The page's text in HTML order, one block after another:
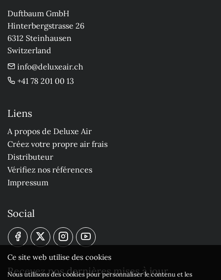
Duftbaum GmbH
Hinterbergstrasse 26
6312 Steinhausen
Switzerland
info@deluxeair.ch
+41 78 201 00 13
Liens
A propos de Deluxe Air
Créez votre propre air frais
Distributeur
Vérifiez nos références
Impressum
Social
Recevez nos dernières mises à jour
Ce site web utilise des cookies
Nous utilisons des cookies pour personnaliser le contenu et les